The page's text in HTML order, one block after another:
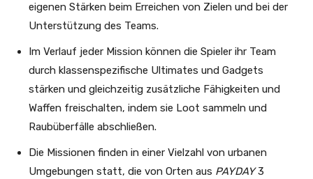
eigenen Stärken beim Erreichen von Zielen und bei der
Unterstützung des Teams.
Im Verlauf jeder Mission können die Spieler ihr Team
durch klassenspezifische Ultimates und Gadgets
stärken und gleichzeitig zusätzliche Fähigkeiten und
Waffen freischalten, indem sie Loot sammeln und
Raubüberfälle abschließen.
Die Missionen finden in einer Vielzahl von urbanen
Umgebungen statt, die von Orten aus PAYDAY3